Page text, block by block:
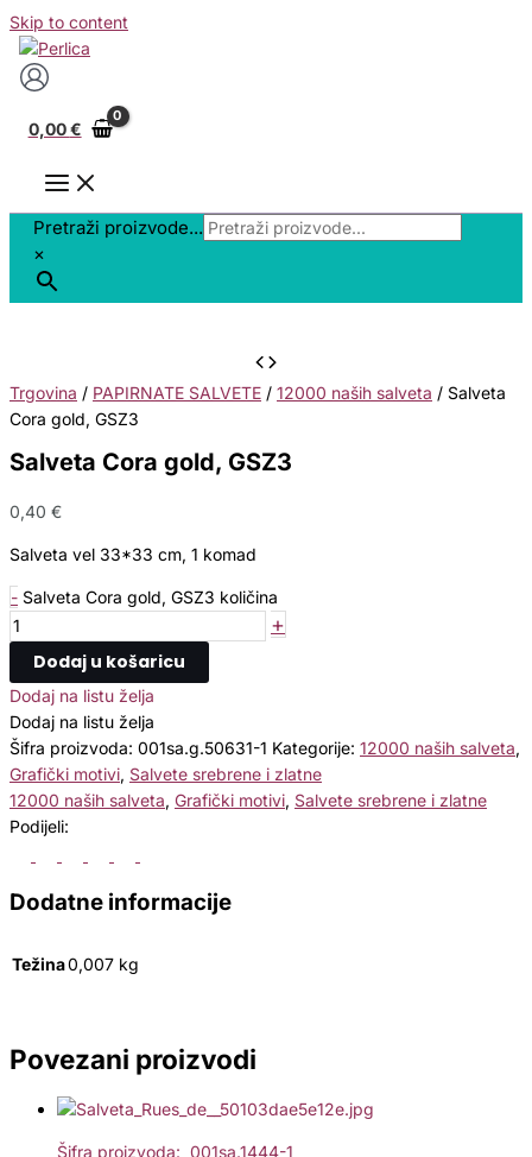
Skip to content
0,00€
Pretraži proizvode...
×
Trgovina / PAPIRNATE SALVETE / 12000 naših salveta / Salveta
Cora gold, GSZ3
Salveta Cora gold, GSZ3
0,40 €
Salveta vel 33*33 cm, 1 komad
- Salveta Cora gold, GSZ3 količina
+
Dodaj u košaricu
Dodaj na listu želja
Dodaj na listu želja
Šifra proizvoda: 001sa.g.50631-1 Kategorije: 12000 naših salveta,
Grafički motivi, Salvete srebrene i zlatne
12000 naših salveta, Grafički motivi, Salvete srebrene i zlatne
Podijeli:
Dodatne informacije
Težina0,007 kg
Povezani proizvodi
Šifra proizvoda: 001sa.1444-1